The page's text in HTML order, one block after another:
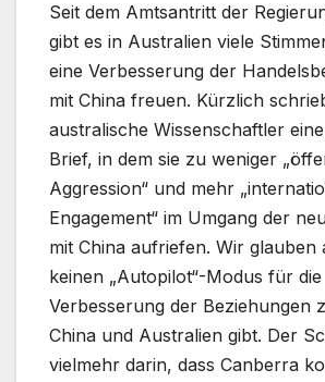
Seit dem Amtsantritt der
gibt es in Australien viele
eine Verbesserung der
mit China freuen. Kürzlich
australische Wissenschaftler
Brief, in dem sie zu weniger
Aggression“ und mehr
Engagement“ im Umgang der
mit China aufriefen. Wir glauben
keinen „Autopilot“-Modus für die
Verbesserung der Beziehungen
China und Australien gibt. Der
vielmehr darin, dass Canberra